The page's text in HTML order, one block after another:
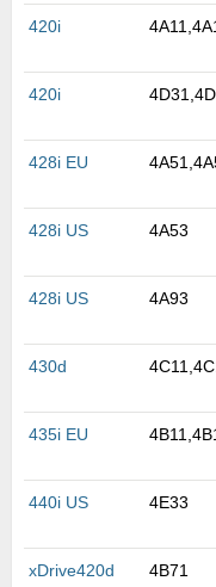
420i
420i
428i EU
428i US 4A53
428i US 4A93
430d
435i EU
440i US 4E33
xDrive420d 4B71